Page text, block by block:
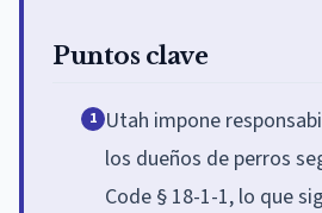
Puntos clave
1 Utah impone
los dueños de perros
Code § 18-1-1, lo que